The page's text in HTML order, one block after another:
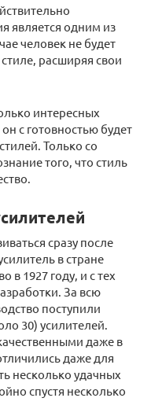
является одним из
человек не будет
расширяя свои
интересных
с готовностью будет
Только со
того, что стиль
сразу после
в стране
в 1927 году, и с тех
За всю
поступили
30) усилителей.
даже в
даже для
несколько удачных
спустя несколько